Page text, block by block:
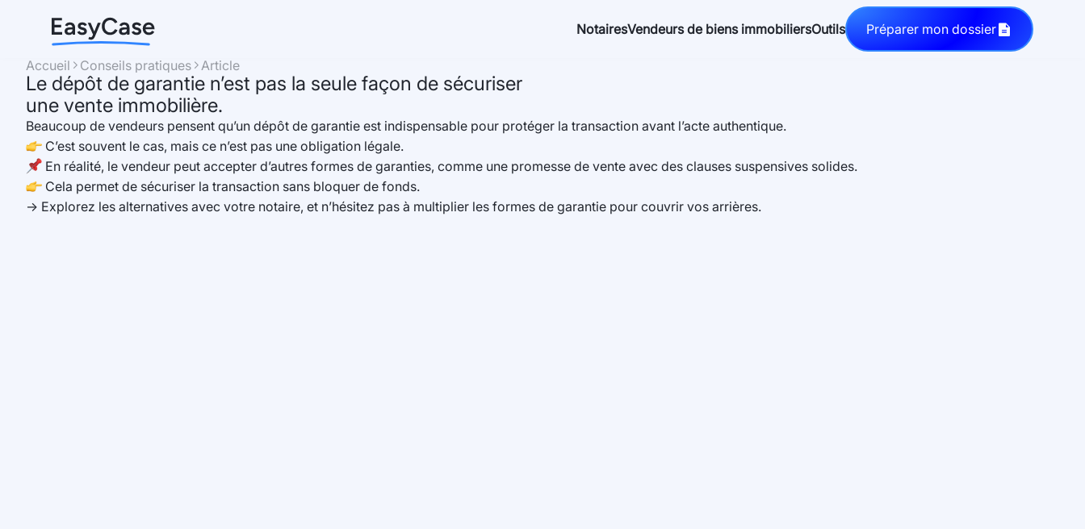
NotairesVendeurs de biens immobiliersOutils Préparer mon dossier file_text_fill
Accueil caret_right_bold Conseils pratiques caret_right_bold Article
Le dépôt de garantie n’est pas la seule façon de sécuriser
une vente immobilière.
Beaucoup de vendeurs pensent qu’un dépôt de garantie est indispensable pour protéger la transaction avant l’acte authentique.
C’est souvent le cas, mais ce n’est pas une obligation légale.
En réalité, le vendeur peut accepter d’autres formes de garanties, comme une promesse de vente avec des clauses suspensives solides.
Cela permet de sécuriser la transaction sans bloquer de fonds.
→ Explorez les alternatives avec votre notaire, et n’hésitez pas à multiplier les formes de garantie pour couvrir vos arrières.